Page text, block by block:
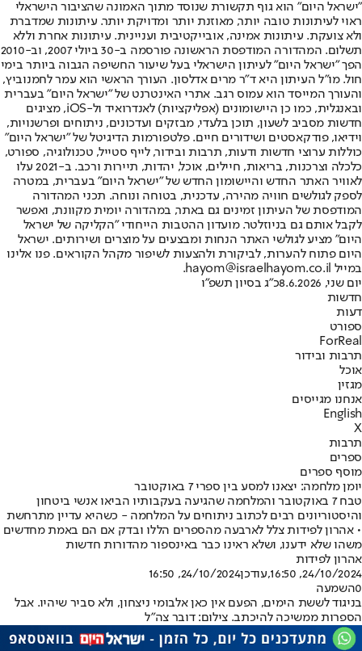
"ישראל היום" הוא גוף תקשורת שנוסד מתוך האמונה שהציבור הישראלי
ראוי לעיתונות טובה יותר, מאוזנת יותר ומדויקת יותר. עיתונות שמדברת
ולא צועקת. עיתונות אמינה, אובייקטיבית ועניינית. עיתונות אחרת וללא
תשלום. המהדורה המודפסת הראשונה פורסמה ב-30 ביולי 2007, וב-2010
הפך "ישראל היום" לעיתון הישראלי בעל שיעור החשיפה הגבוה ביותר בימי
חול. מו"ל העיתון היא ד"ר מרים אדלסון. העורך הראשי הוא עמר לחמנוביץ,
והעורך המייסד הוא עמוס רגב. אתרי האינטרנט של "ישראל היום" בעברית
ובאנגלית, כמו כן היישומונים (אפליקציות) לאנדרואיד ול-iOS, מציגים
חדשות מסביב לשעון, תוכן בלעדי, מבזקים ועדכונים, ניתוחים ופרשנויות,
וידיאו, פודקאסטים ושידורים חיים. פלטפורמות הדיגיטל של "ישראל היום"
כוללות ערוצי חדשות ודעות, תרבות ובידור, לייף סטייל, טכנולוגיה, ספורט,
כלכלה וצרכנות, בריאות, חיילים, אוכל, יהדות, תיירות ורכב. ב-2021 עלו
לאוויר האתר החדש והיישומון החדש של "ישראל היום" בעברית, במטרה
לספק לגולשים חוויה מהירה, עדכנית, בטוחה ונוחה. תכני המהדורה
המודפסת של העיתון זמינים גם באתר, במהדורה יומית מקוונת, ואפשר
לקבל אותם גם בניוזלטר. מועדון ההטבות הייחודי "הקליקה של ישראל
היום" מציע לגולשי האתר הנחות ומבצעים על מוצרים ושירותים. ישראל
היום פתוח להערות, לביקורת ולהצעות לשיפור מקהל הקוראים. פנו אלינו
במייל hayom@israelhayom.co.il.
יום שני, 8.6.2026
כ"ג בסיון תשפ"ו
חדשות
דעות
ספורט
ForReal
תרבות ובידור
אוכל
מגזין
אנחנו מגייסים
English
X
תרבות
ספרים
מוסף ספרים
יומן מלחמה: יצאנו למסע בין ספרי 7 באוקטובר
טבח 7 באוקטובר והמלחמה שהגיעה בעקבותיו הביאו אנשי ביטחון
והיסטוריונים רבים לכתוב ניתוחים על המלחמה - כשהיא עדיין מתרחשת
• אהרון לפידות צלל לארבעה מהספרים הללו ובדק אם הם באמת מחדשים
משהו שלא ידענו, ושלא ראינו כבר באינספור מהדורות חדשות
אהרון לפידות
24/10/2024, 16:50
,עודכן24/10/2024, 16:50
0השמעה
בניגוד לששת הימים, הפעם אין כאן אלבומי ניצחון, ולא סביר שיהיו. אבל
הספרות ממשיכה להיכתב. צילום: דובר צה"ל